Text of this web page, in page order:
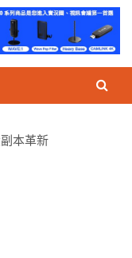
本革新